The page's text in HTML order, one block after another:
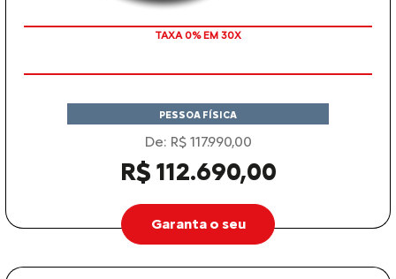
TAXA 0% EM 30X
PESSOA FÍSICA
De: R$ 117.990,00
R$ 112.690,00
Garanta o seu